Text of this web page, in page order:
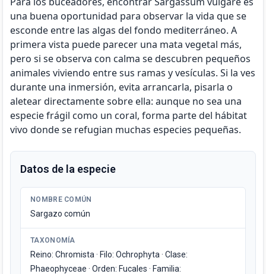
una buena oportunidad para observar la vida que se
esconde entre las algas del fondo mediterráneo. A
primera vista puede parecer una mata vegetal más,
pero si se observa con calma se descubren pequeños
animales viviendo entre sus ramas y vesículas. Si la ves
durante una inmersión, evita arrancarla, pisarla o
aletear directamente sobre ella: aunque no sea una
especie frágil como un coral, forma parte del hábitat
vivo donde se refugian muchas especies pequeñas.
Datos de la especie
NOMBRE COMÚN
Sargazo común
TAXONOMÍA
Reino: Chromista · Filo: Ochrophyta · Clase:
Phaeophyceae · Orden: Fucales · Familia: